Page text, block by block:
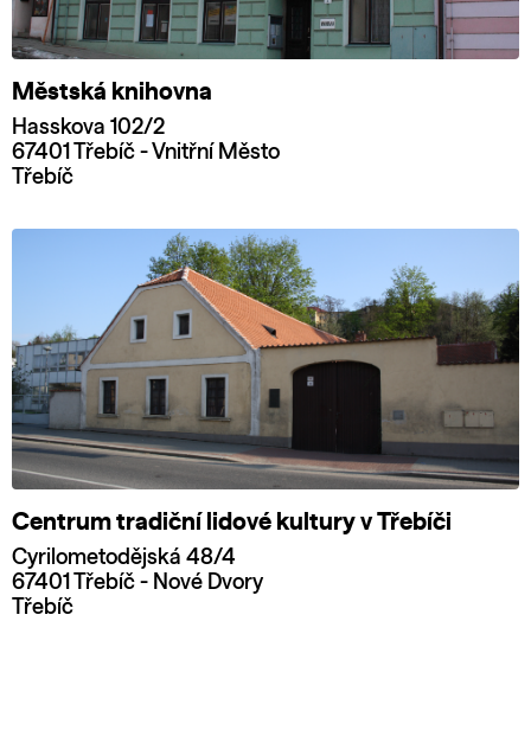
Městská knihovna
Hasskova 102/2
67401 Třebíč - Vnitřní Město
Třebíč
Centrum tradiční lidové kultury v Třebíči
Cyrilometodějská 48/4
67401 Třebíč - Nové Dvory
Třebíč